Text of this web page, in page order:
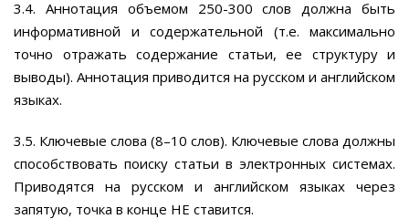
3.4. Аннотация объемом 250-300 слов должна быть
информативной и содержательной (т.е. максимально
точно отражать содержание статьи, ее структуру и
выводы). Аннотация приводится на русском и английском
языках.
3.5. Ключевые слова (8–10 слов). Ключевые слова должны
способствовать поиску статьи в электронных системах.
Приводятся на русском и английском языках через
запятую, точка в конце НЕ ставится.